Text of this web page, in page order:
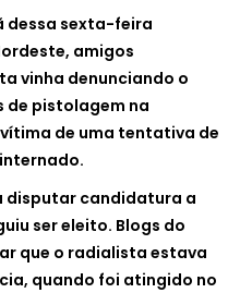
dessa sexta-feira
amigos
vinha denunciando o
de pistolagem na
vítima de uma tentativa de
disputar candidatura a
ser eleito. Blogs do
que o radialista estava
quando foi atingido no